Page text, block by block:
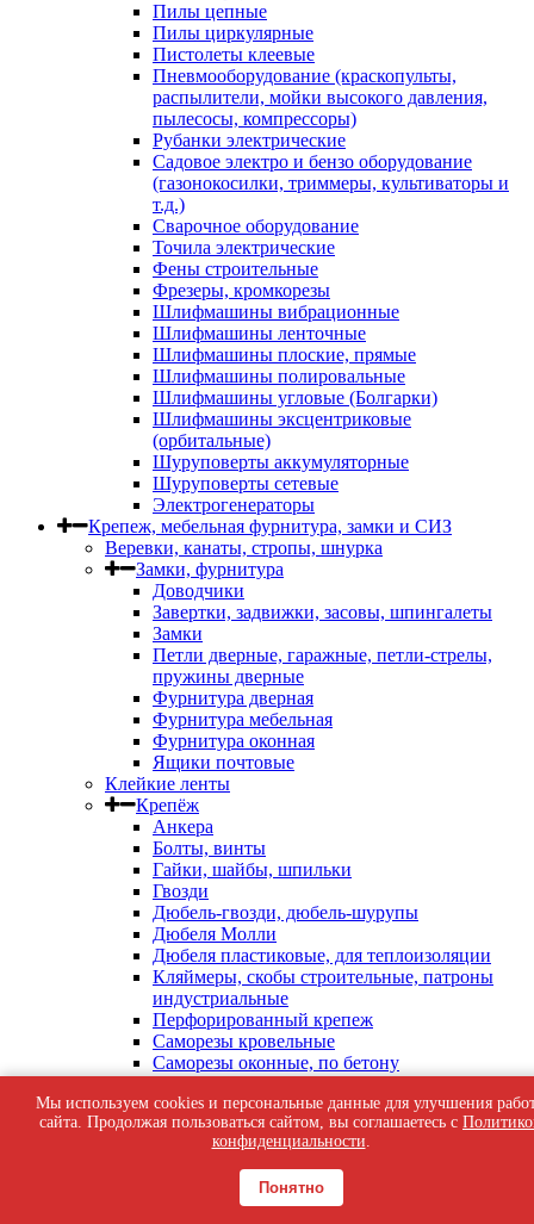
Пилы цепные
Пилы циркулярные
Пистолеты клеевые
Пневмооборудование (краскопульты,
распылители, мойки высокого давления,
пылесосы, компрессоры)
Рубанки электрические
Садовое электро и бензо оборудование
(газонокосилки, триммеры, культиваторы и
т.д.)
Сварочное оборудование
Точила электрические
Фены строительные
Фрезеры, кромкорезы
Шлифмашины вибрационные
Шлифмашины ленточные
Шлифмашины плоские, прямые
Шлифмашины полировальные
Шлифмашины угловые (Болгарки)
Шлифмашины эксцентриковые
(орбитальные)
Шуруповерты аккумуляторные
Шуруповерты сетевые
Электрогенераторы
Крепеж, мебельная фурнитура, замки и СИЗ
Веревки, канаты, стропы, шнурка
Замки, фурнитура
Доводчики
Завертки, задвижки, засовы, шпингалеты
Замки
Петли дверные, гаражные, петли-стрелы,
пружины дверные
Фурнитура дверная
Фурнитура мебельная
Фурнитура оконная
Ящики почтовые
Клейкие ленты
Крепёж
Анкера
Болты, винты
Гайки, шайбы, шпильки
Гвозди
Дюбель-гвозди, дюбель-шурупы
Дюбеля Молли
Дюбеля пластиковые, для теплоизоляции
Кляймеры, скобы строительные, патроны
индустриальные
Перфорированный крепеж
Саморезы кровельные
Саморезы оконные, по бетону
Саморезы черные
Такелаж
Тросы, цепи
Шурупы жёлтые универсальные
Шурупы с шестигранной головкой, с
кольцом, с крюком
Мы используем cookies и персональные данные для улучшения
сайта. Продолжая пользоваться сайтом, вы соглашаетесь с
конфиденциальности.
Понятно